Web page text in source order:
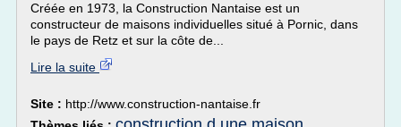
Créée en 1973, la Construction Nantaise est un
constructeur de maisons individuelles situé à Pornic, dans
le pays de Retz et sur la côte de...
Lire la suite
Site : http://www.construction-nantaise.fr